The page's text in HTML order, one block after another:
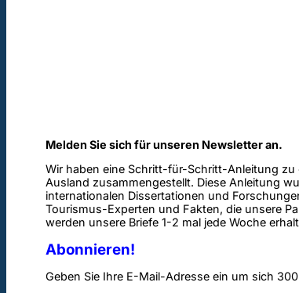
Melden Sie sich für unseren Newsletter an.
Wir haben eine Schritt-für-Schritt-Anleitung
Ausland zusammengestellt. Diese Anleitung
internationalen Dissertationen und
Tourismus-Experten und Fakten, die unsere
werden unsere Briefe 1-2 mal jede Woche
Abonnieren!
Geben Sie Ihre E-Mail-Adresse ein um sich